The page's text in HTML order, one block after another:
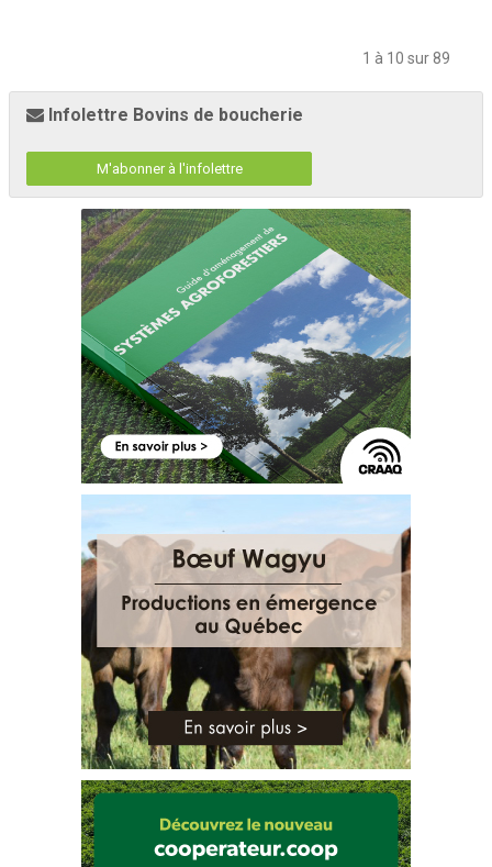
1 à 10 sur 89
Infolettre Bovins de boucherie
M'abonner à l'infolettre